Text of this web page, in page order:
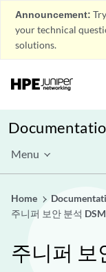
Announcement:
your technical
solutions.
Menu
Home
주니퍼 보안 분석
주니퍼 보